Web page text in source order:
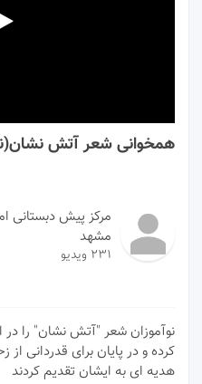
همخوانی شعر آتش
مشهد
231 ویدیو
نوآموزان شعر "آتش نشان" را
کرده و در پایان برای قدردانی
هدیه ای به ایشان تقدیم کردند